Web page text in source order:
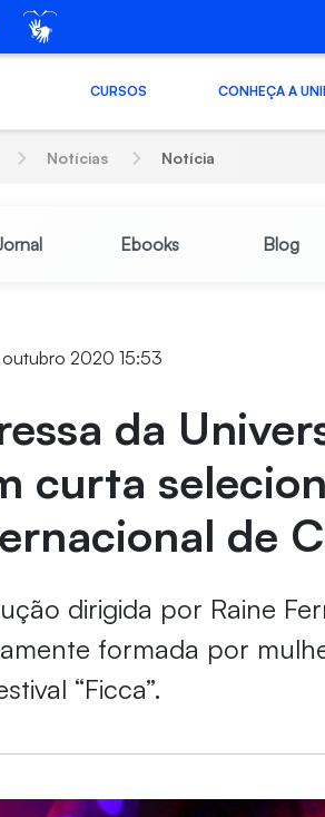
CURSOS CONHEÇA A
Notícias Notícia
Ebooks Blog
outubro 2020 15:53
da
curta
de
dirigida por Raine
formada por
“Ficca”.